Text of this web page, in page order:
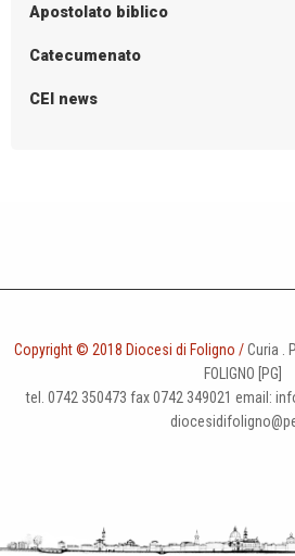
Apostolato biblico
Catecumenato
CEI news
Copyright © 2018 Diocesi di Foligno /Curia .
FOLIGNO [PG]
tel. 0742 350473 fax 0742 349021 email: